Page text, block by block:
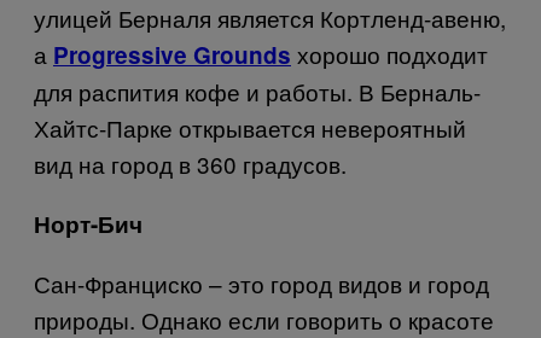
улицей Берналя является Кортленд-авеню,
а Progressive Grounds хорошо подходит
для распития кофе и работы. В Берналь-
Хайтс-Парке открывается невероятный
вид на город в 360 градусов.
Норт-Бич
Сан-Франциско – это город видов и город
природы. Однако если говорить о красоте